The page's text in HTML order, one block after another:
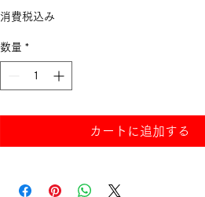
格
消費税込み
数量 *
カートに追加する